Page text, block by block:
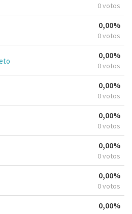
0 votos
0,00%
0 votos
0,00%
0 votos
0,00%
0 votos
0,00%
0 votos
0,00%
0 votos
0,00%
0 votos
0,00%